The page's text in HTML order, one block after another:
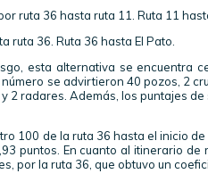
ruta 36 hasta ruta 11. Ruta 11
ruta 36. Ruta 36 hasta El Pato.
esta alternativa se encuentra
se advirtieron 40 pozos, 2
2 radares. Además, los puntajes
100 de la ruta 36 hasta el inicio
puntos. En cuanto al itinerario
por la ruta 36, que obtuvo un